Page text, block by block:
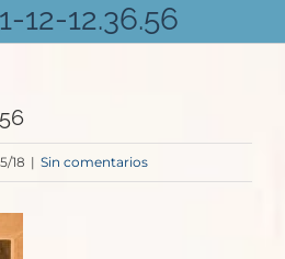
12-12.36.56
18 | Sin comentarios